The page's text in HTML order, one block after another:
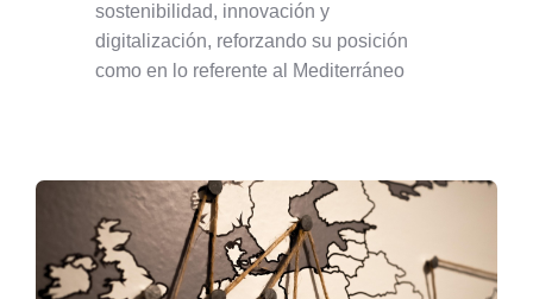
sostenibilidad, innovación y
digitalización, reforzando su posición
como en lo referente al Mediterráneo